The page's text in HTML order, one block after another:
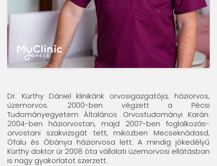
Dr. Kürthy Dániel klinikánk orvosigazgatója, háziorvos,
üzemorvos. 2000-ben végzett a Pécsi
Tudományegyetem Általános Orvostudományi Karán.
2004-ben háziorvostan, majd 2007-ben foglalkozás-
orvostani szakvizsgát tett, miközben Mecseknádasd,
Ófalu és Óbánya háziorvosa lett. A mindig jókedélyű
Kürthy doktor úr 2008 óta vállalati üzemorvosi ellátásban
is nagy gyakorlatot szerzett.